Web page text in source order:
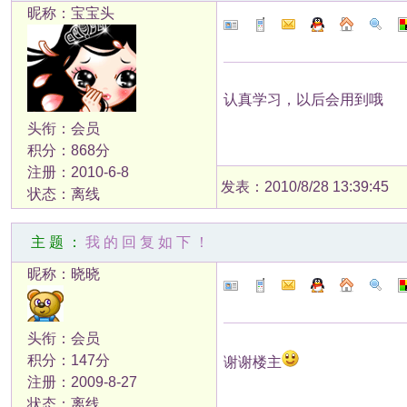
昵称：宝宝头
头衔：会员
积分：868分
注册：2010-6-8
状态：离线
认真学习，以后会用到哦
发表：2010/8/28 13:39:45
主题： 我的回复如下！
昵称：晓晓
头衔：会员
积分：147分
注册：2009-8-27
状态：离线
谢谢楼主